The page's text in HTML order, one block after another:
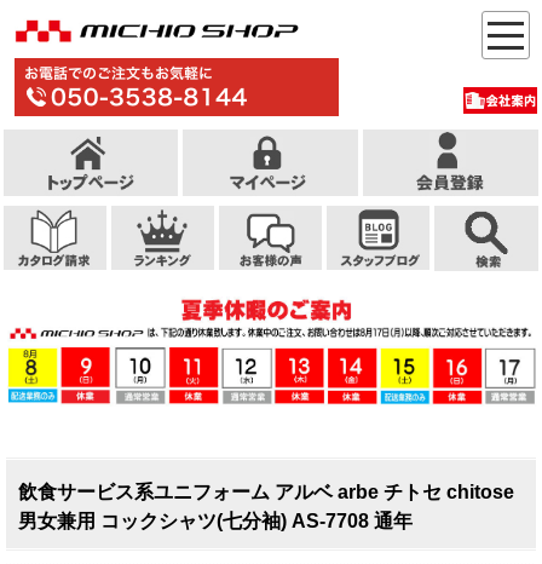
飲食サービス系ユニフォーム アルベ arbe チトセ chitose
男女兼用 コックシャツ(七分袖) AS-7708 通年